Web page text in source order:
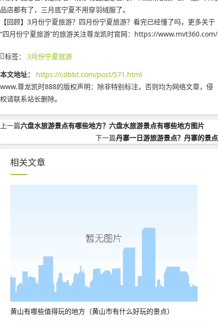
品店都有了，三月底宁夏不用穿羽绒服了。
【回顾】3月份宁夏旅游？四月份宁夏旅游？看完已经懂了吗，更多关于
“四月份宁夏旅游”的旅游关注尊龙凯时官网：https://www.mvt360.com/
标签： 3月份宁夏旅游
本文地址：
https://cdbbt.com/post/571.html
www.尊龙凯时888的版权声明： 除非特别标注，否则均为网络文章，侵
权请联系站长删除。
上一篇六盘水旅游景点有哪些地方？六盘水旅游景点有哪些地方图片
下一篇丹寨一日游旅游景点？丹寨的景点
相关文章
黄山有哪些值得玩的地方（黄山市有什么好玩的景点）